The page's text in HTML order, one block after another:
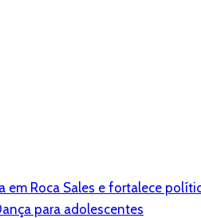
em Roca Sales e fortalece
para adolescentes